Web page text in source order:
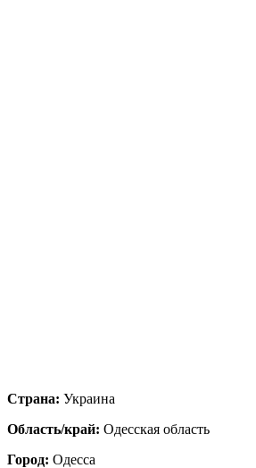
Страна: Украина
Область/край: Одесская область
Город: Одесса